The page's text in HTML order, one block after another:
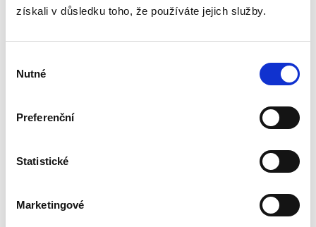
získali v důsledku toho, že používáte jejich služby.
souhlasu
Nutné
Preferenční
Statistické
Marketingové
Kolečkové řezačky